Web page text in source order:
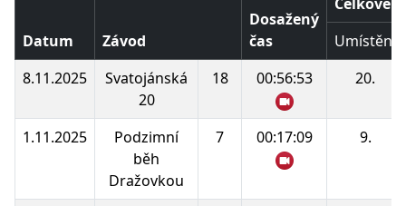
Datum Závod
Dosažený
čas
Umístění
8.11.2025
Svatojánská
20
18 00:56:53 20.
1.11.2025
Podzimní
běh
Dražovkou
7 00:17:09 9.